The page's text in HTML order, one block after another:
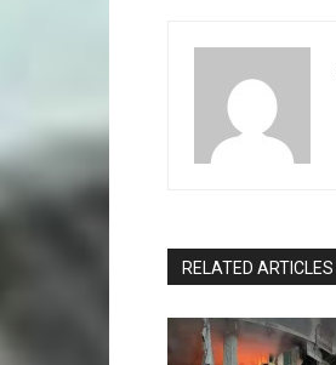
RELATED ARTICLES